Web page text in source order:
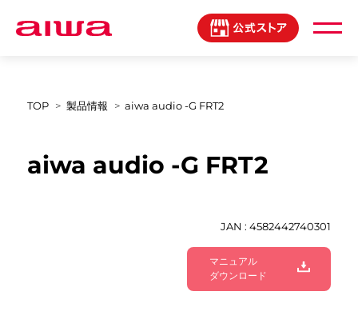
製品登録マイページ
TOP 製品情報 aiwa audio -G FRT2
JAN : 4582442740301
aiwa audio -G FRT2
マニュアル
ダウンロード